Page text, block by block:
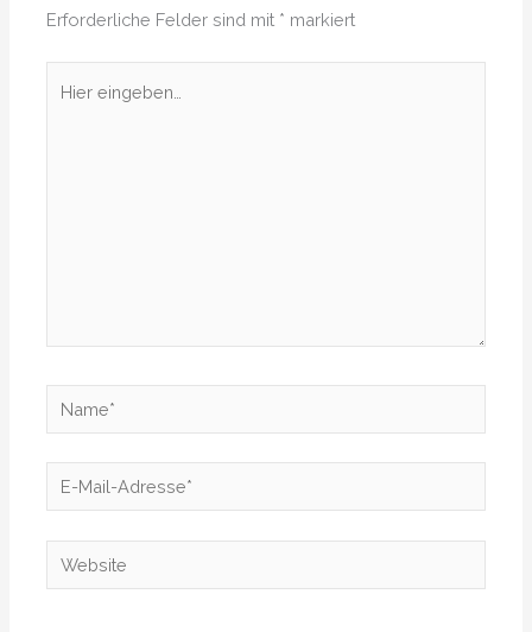
Erforderliche Felder sind mit * markiert
eingeben…
Name*
E-
Mail-
Adresse*
Website